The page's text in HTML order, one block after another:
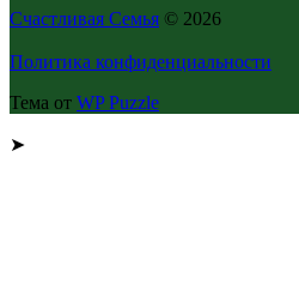
Счастливая Семья © 2026
Политика конфиденциальности
Тема от WP Puzzle
➤